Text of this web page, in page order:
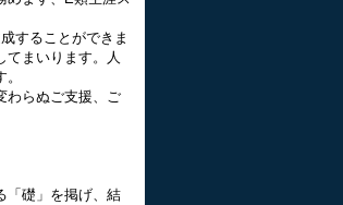
することができま
てまいります。人
わらぬご支援、ご
「礎」を掲げ、結